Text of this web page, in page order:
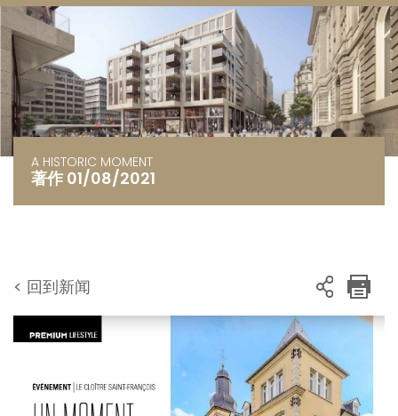
A HISTORIC MOMENT
著作 01/08/2021
< 回到新闻